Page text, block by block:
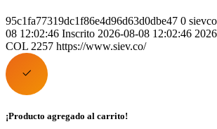
95c1fa77319dc1f86e4d96d63d0dbe47 0
08 12:02:46 Inscrito 2026-08-08 12:02:46
COL 2257 https://www.siev.co/
¡Producto agregado al carrito!